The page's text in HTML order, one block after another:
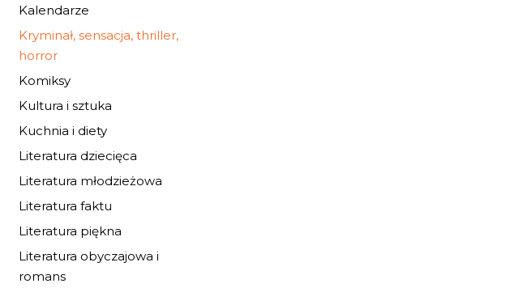
Kalendarze
Kryminał, sensacja, thriller,
horror
Komiksy
Kultura i sztuka
Kuchnia i diety
Literatura dziecięca
Literatura młodzieżowa
Literatura faktu
Literatura piękna
Literatura obyczajowa i
romans